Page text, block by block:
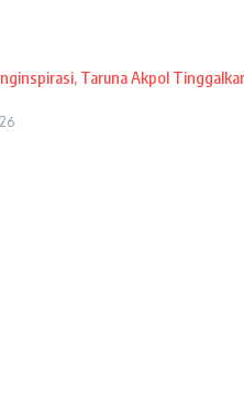
Taruna Akpol